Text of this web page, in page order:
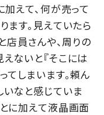
加えて、何が売って
ます。見えていたら
店員さんや、周りの
ないと『そこには
てしまいます。頼ん
いなと感じていま
に加えて液晶画面